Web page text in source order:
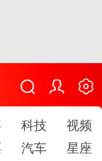
科技
视频
汽车
星座